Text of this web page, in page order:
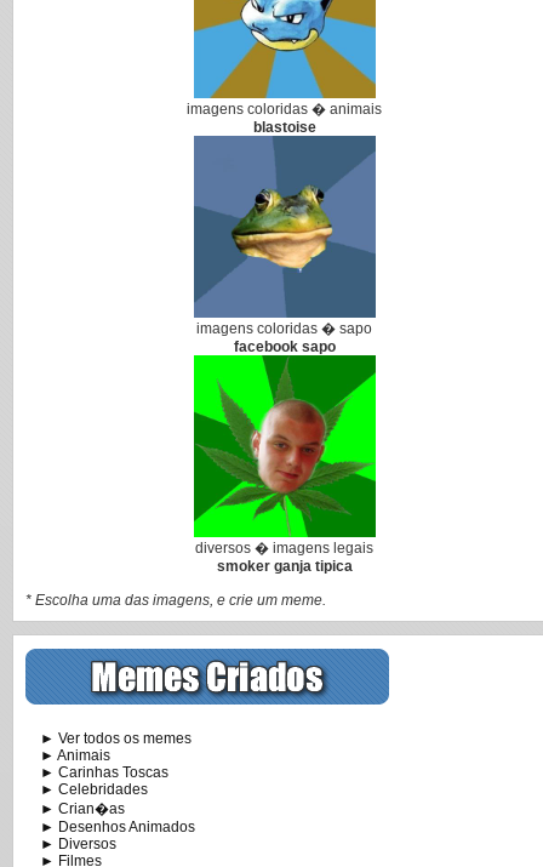
imagens coloridas � animais
blastoise
imagens coloridas � sapo
facebook sapo
diversos � imagens legais
smoker ganja tipica
* Escolha uma das imagens, e crie um meme.
► Ver todos os memes
► Animais
► Carinhas Toscas
► Celebridades
► Crian�as
► Desenhos Animados
► Diversos
► Filmes